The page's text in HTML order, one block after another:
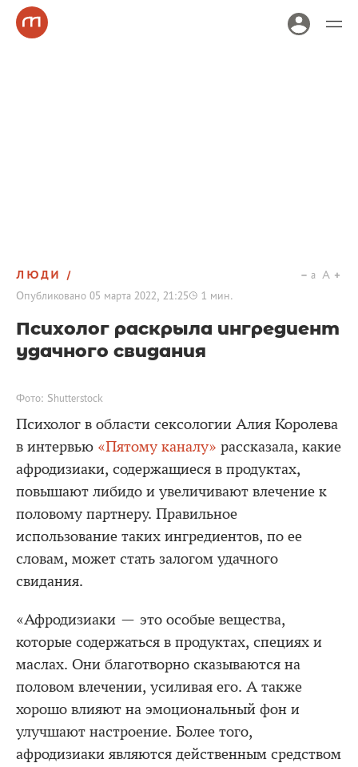
ЛЮДИ
Опубликовано 05 марта 2022, 21:25 1 мин.
a A
Психолог раскрыла ингредиент
удачного свидания
Фото: Shutterstock
Психолог в области сексологии Алия Королева
в интервью «Пятому каналу» рассказала, какие
афродизиаки, содержащиеся в продуктах,
повышают либидо и увеличивают влечение к
половому партнеру. Правильное
использование таких ингредиентов, по ее
словам, может стать залогом удачного
свидания.
«Афродизиаки — это особые вещества,
которые содержаться в продуктах, специях и
маслах. Они благотворно сказываются на
половом влечении, усиливая его. А также
хорошо влияют на эмоциональный фон и
улучшают настроение. Более того,
афродизиаки являются действенным средством